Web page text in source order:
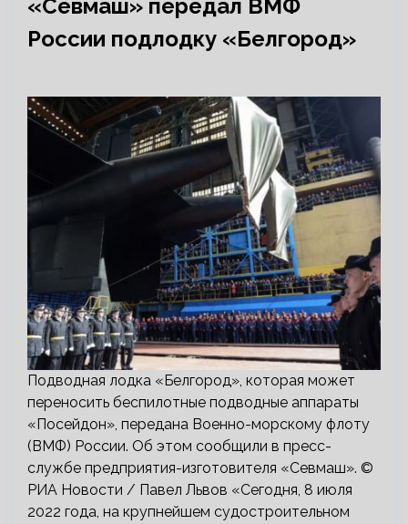
«Севмаш» передал ВМФ
России подлодку «Белгород»
Подводная лодка «Белгород», которая может
переносить беспилотные подводные аппараты
«Посейдон», передана Военно-морскому флоту
(ВМФ) России. Об этом сообщили в пресс-
службе предприятия-изготовителя «Севмаш». ©
РИА Новости / Павел Львов «Сегодня, 8 июля
2022 года, на крупнейшем судостроительном